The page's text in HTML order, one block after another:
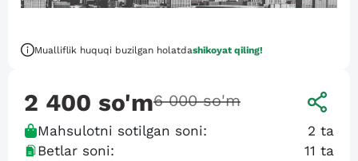
Mualliflik huquqi buzilgan holatdashikoyat qiling!
2 400 so'm6 000 so'm
Mahsulotni sotilgan soni: 2 ta
Betlar soni:
11 ta